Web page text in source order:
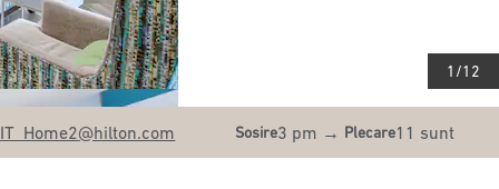
1 /12
@hilton.com Sosire3 pm → Plecare11 sunt